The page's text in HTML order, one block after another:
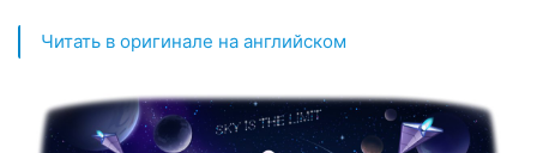
Читать в оригинале на английском